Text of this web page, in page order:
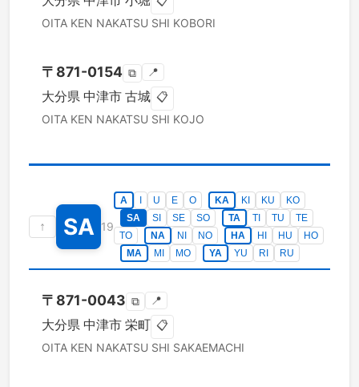
OITA KEN NAKATSU SHI KOBORI
〒 871-0154 ⧉ 📍
大分県 中津市 古城 📋
OITA KEN NAKATSU SHI KOJO
↑ SA 19
A U E O KA KI KU
KO
SA
SI SE SO TA TI TU
TE
TO
NA NI NO HA HI HU
HO
MA
MI MO YA YU RI RU
〒 871-0043 ⧉ 📍
大分県 中津市 栄町 📋
OITA KEN NAKATSU SHI SAKAEMACHI